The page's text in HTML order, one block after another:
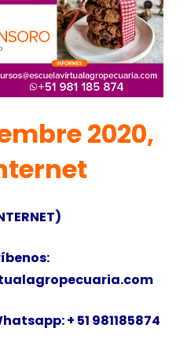
2020,
+ 51 981185874